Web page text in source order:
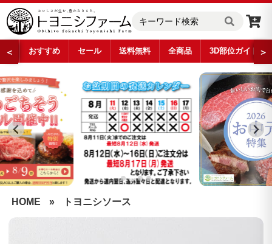
＜ おすすめ セール 送料無料 全商品 3D部位ガイド ＞
HOME » トヨニシソース